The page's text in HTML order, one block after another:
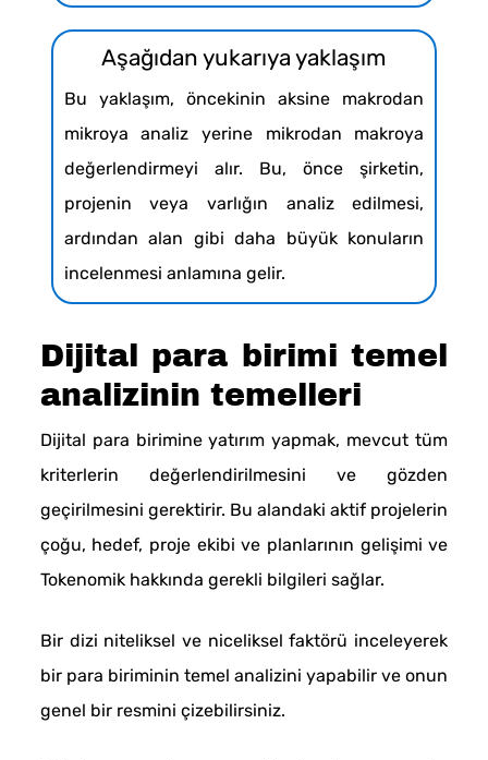
Aşağıdan yukarıya yaklaşım
Bu yaklaşım, öncekinin aksine makrodan
mikroya analiz yerine mikrodan makroya
değerlendirmeyi alır. Bu, önce şirketin,
projenin veya varlığın analiz edilmesi,
ardından alan gibi daha büyük konuların
incelenmesi anlamına gelir.
Dijital para birimi temel
analizinin temelleri
Dijital para birimine yatırım yapmak, mevcut tüm
kriterlerin değerlendirilmesini ve gözden
geçirilmesini gerektirir. Bu alandaki aktif projelerin
çoğu, hedef, proje ekibi ve planlarının gelişimi ve
Tokenomik hakkında gerekli bilgileri sağlar.
Bir dizi niteliksel ve niceliksel faktörü inceleyerek
bir para biriminin temel analizini yapabilir ve onun
genel bir resmini çizebilirsiniz.